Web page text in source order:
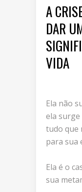
A
DAR
VIDA
Ela não
ela surge
tudo que
para sua
Ela é o
sua